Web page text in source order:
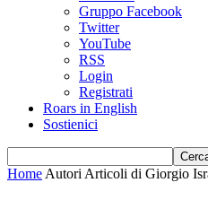
Gruppo Facebook
Twitter
YouTube
RSS
Login
Registrati
Roars in English
Sostienici
Home Autori Articoli di Giorgio